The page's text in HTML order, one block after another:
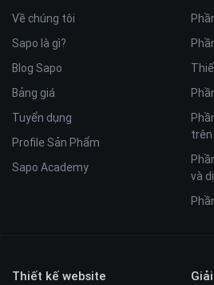
Về chúng tôi
Sapo là gì?
Blog Sapo
Bảng giá
Tuyển dụng
Profile Sản Phẩm
Sapo Academy
trên
và
Thiết kế website